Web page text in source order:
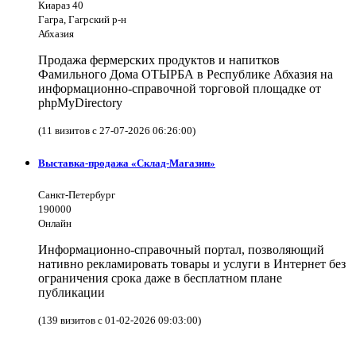
Киараз 40
Гагра, Гагрский р-н
Абхазия
Продажа фермерских продуктов и напитков
Фамильного Дома ОТЫРБА в Республике Абхазия на
информационно-справочной торговой площадке от
phpMyDirectory
(11 визитов с 27-07-2026 06:26:00)
Выставка-продажа «Склад-Магазин»
Санкт-Петербург
190000
Онлайн
Информационно-справочный портал, позволяющий
нативно рекламировать товары и услуги в Интернет без
ограничения срока даже в бесплатном плане
публикации
(139 визитов с 01-02-2026 09:03:00)